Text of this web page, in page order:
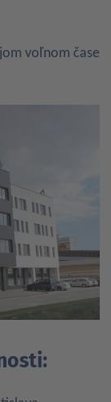
voľnom čase